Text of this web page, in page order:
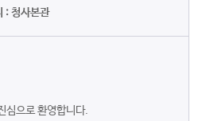
: 청사본관
심으로 환영합니다.